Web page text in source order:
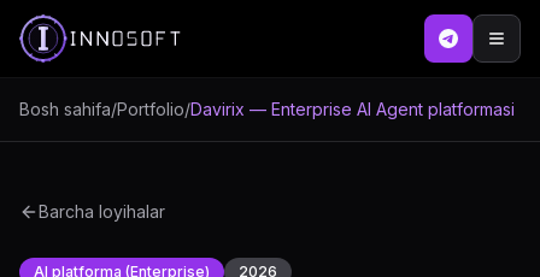
Bosh sahifa/Portfolio/Davirix — Enterprise AI Agent platformasi
Barcha loyihalar
AI platforma (Enterprise) 2026